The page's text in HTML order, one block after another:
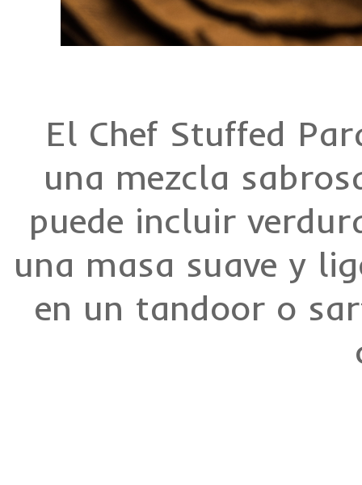
El Chef Stuffed
una mezcla
puede incluir
una masa suave y
en un tandoor o